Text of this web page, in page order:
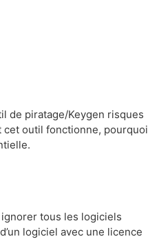
de piratage/Keygen risques
cet outil fonctionne, pourquoi
tous les logiciels
logiciel avec une licence